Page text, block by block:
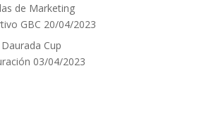
de Marketing
GBC 20/04/2023
Cup
03/04/2023